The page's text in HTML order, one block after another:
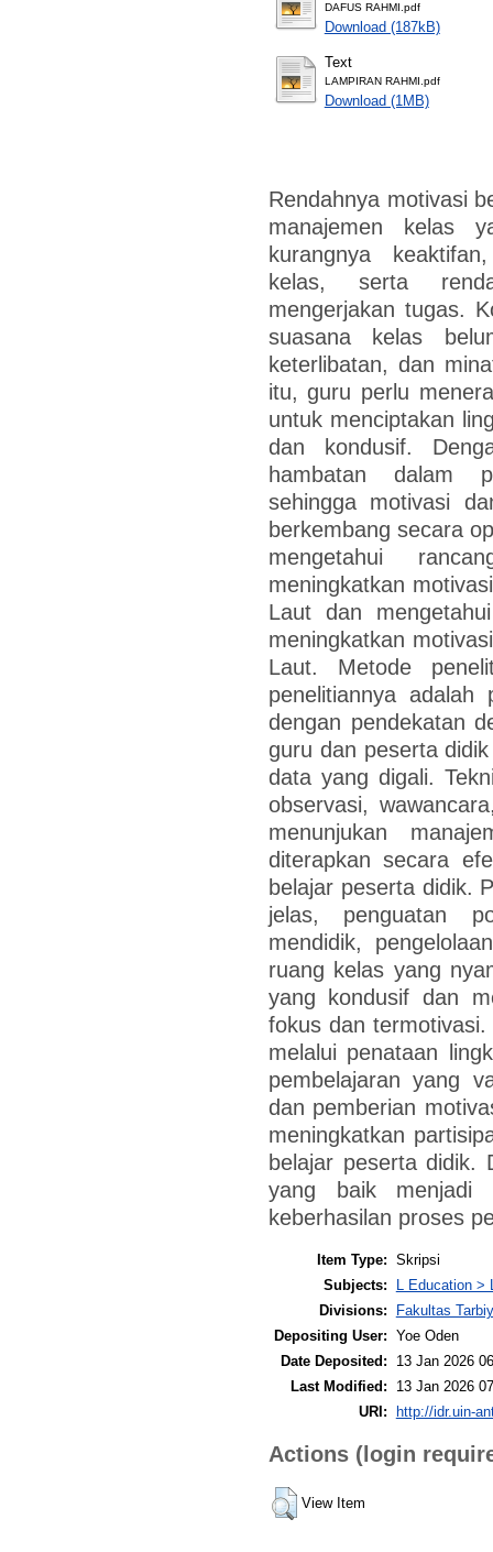
DAFUS RAHMI.pdf
Download (187kB)
Text
LAMPIRAN RAHMI.pdf
Download (1MB)
Rendahnya motivasi
manajemen kelas
kurangnya
kelas, serta
mengerjakan tugas.
suasana kelas
keterlibatan, dan
itu, guru perlu
untuk menciptakan
dan kondusif.
hambatan dalam
sehingga motivasi
berkembang secara
mengetahui
meningkatkan
Laut dan
meningkatkan
Laut. Metode
penelitiannya adalah
dengan pendekatan
guru dan peserta
data yang digali.
observasi,
menunjukan
diterapkan secara
belajar peserta didik.
jelas, penguatan
mendidik,
ruang kelas yang
yang kondusif dan
fokus dan
melalui penataan
pembelajaran yang
dan pemberian
meningkatkan
belajar peserta didik.
yang baik menjadi
keberhasilan proses
Item Type: Skripsi
Subjects:
L Education >
Divisions:
Fakultas
Depositing User: Yoe Oden
Date Deposited:
13 Jan 2026
Last Modified:
13 Jan 2026
URI: http://idr.uin-
Actions (login
View Item